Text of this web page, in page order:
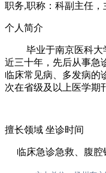
职务,职称： 科副主任，
个人简介
毕业于南京医科大
近三十年，先后从事急
临床常见病、多发病的
次在省级及以上医学期
擅长领域 坐诊时间
临床急诊急救、腹腔